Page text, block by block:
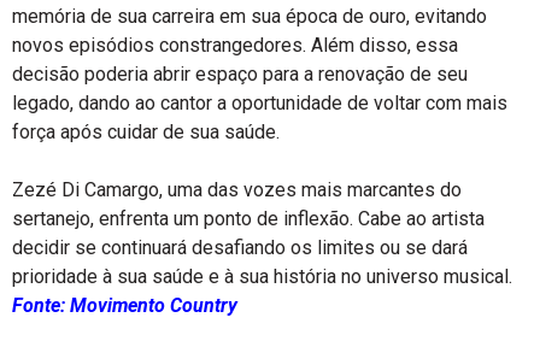
memória de sua carreira em sua época de ouro, evitando
novos episódios constrangedores. Além disso, essa
decisão poderia abrir espaço para a renovação de seu
legado, dando ao cantor a oportunidade de voltar com mais
força após cuidar de sua saúde.
Zezé Di Camargo, uma das vozes mais marcantes do
sertanejo, enfrenta um ponto de inflexão. Cabe ao artista
decidir se continuará desafiando os limites ou se dará
prioridade à sua saúde e à sua história no universo musical.
Fonte: Movimento Country